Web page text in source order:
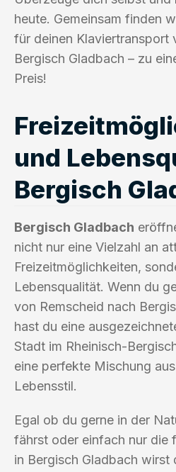
heute. Gemeinsam finden
für deinen Klaviertransport
Bergisch Gladbach – zu
Preis!
und
Bergisch
Bergisch Gladbach
nicht nur eine Vielzahl an
Freizeitmöglichkeiten,
Lebensqualität. Wenn du
von Remscheid nach
hast du eine
Stadt im Rheinisch-
eine perfekte Mischung
Lebensstil.
Egal ob du gerne in der
fährst oder einfach nur die
in Bergisch Gladbach wirst